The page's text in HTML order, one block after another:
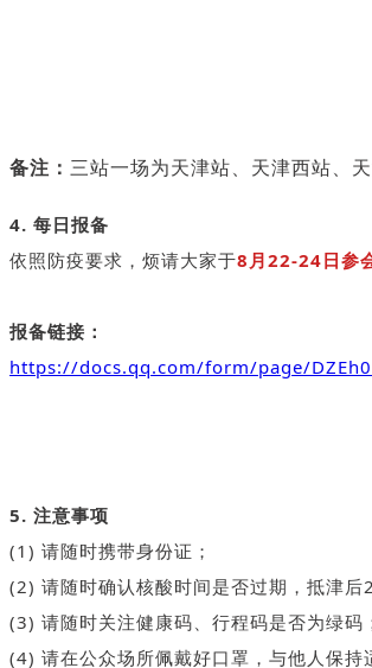
备注： 三站一场为天津站、天津西站、
4. 每日报备
依照防疫要求，烦请大家于8月22-24日参
报备链接：
https://docs.qq.com/form/page/
5. 注意事项
(1) 请随时携带身份证；
(2) 请随时确认核酸时间是否过期，抵津后
(3) 请随时关注健康码、行程码是否为绿码
(4) 请在公众场所佩戴好口罩，与他人保持